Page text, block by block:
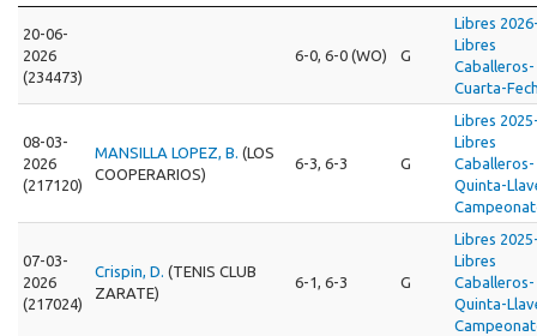
20-06-
2026
(234473)
6-0, 6-0 (WO) G
Libres
Libres
Caballeros-
Cuarta-
08-03-
2026
(217120)
MANSILLA LOPEZ, B. (LOS
COOPERARIOS)
6-3, 6-3 G
Libres
Libres
Caballeros-
Quinta-
07-03-
2026
(217024)
Crispin, D. (TENIS CLUB
ZARATE)
6-1, 6-3 G
Libres
Libres
Caballeros-
Quinta-